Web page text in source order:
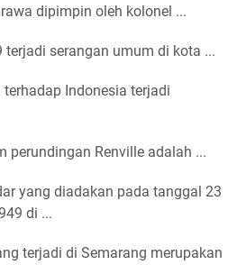
dipimpin oleh kolonel ...
serangan umum di kota ...
Indonesia terjadi
perundingan Renville adalah ...
yang diadakan pada tanggal 23
di ...
terjadi di Semarang merupakan